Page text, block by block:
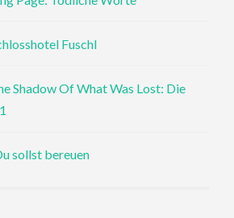
Fuschl
Shadow Of What Was Lost: Die
sollst bereuen